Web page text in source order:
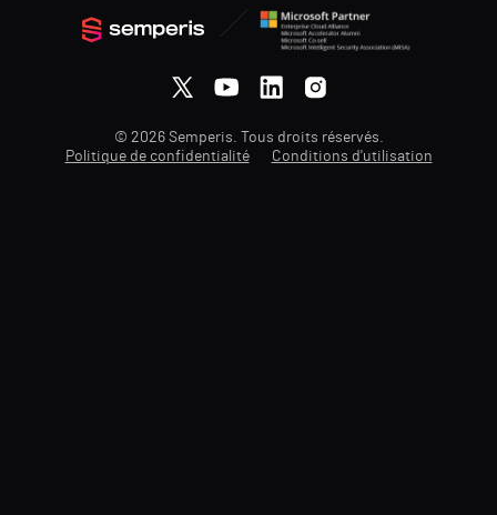
© 2026 Semperis. Tous droits réservés.
Politique de confidentialité
Conditions d'utilisation